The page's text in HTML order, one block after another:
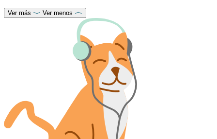
Ver más Ver menos